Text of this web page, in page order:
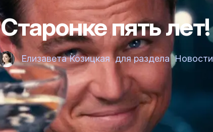
Старонке пять лет!
Елизавета Козицкаядля раздела Новости